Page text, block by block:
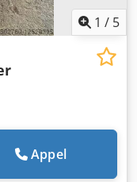
1 / 5
Appel